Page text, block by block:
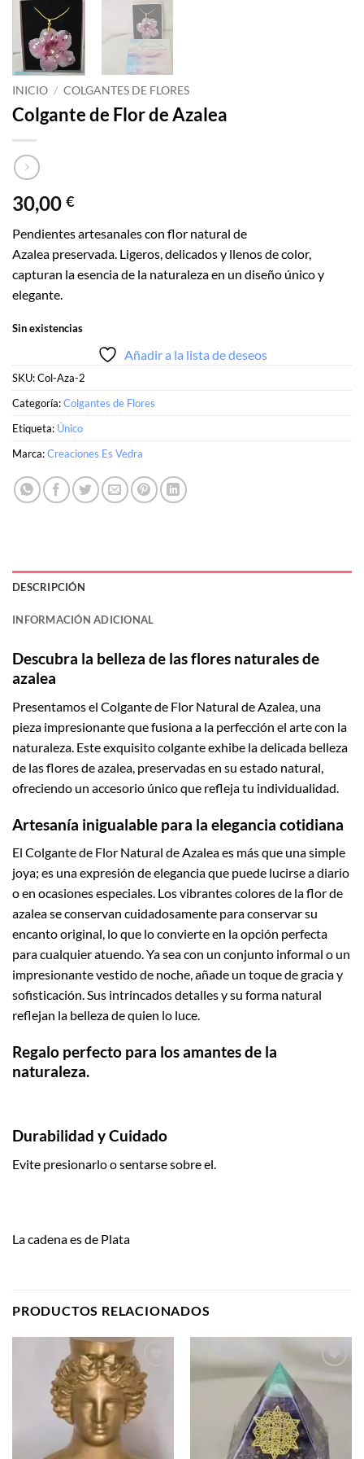
INICIO / COLGANTES DE FLORES
Colgante de Flor de Azalea
30,00 €
Pendientes artesanales con flor natural de
Azalea preservada. Ligeros, delicados y llenos de color,
capturan la esencia de la naturaleza en un diseño único y
elegante.
Sin existencias
Añadir a la lista de deseos
SKU:Col-Aza-2
Categoría:Colgantes de Flores
Etiqueta: Único
Marca:Creaciones Es Vedra
DESCRIPCIÓN
INFORMACIÓN ADICIONAL
Descubra la belleza de las flores naturales de
azalea
Presentamos el Colgante de Flor Natural de Azalea, una
pieza impresionante que fusiona a la perfección el arte con la
naturaleza. Este exquisito colgante exhibe la delicada belleza
de las flores de azalea, preservadas en su estado natural,
ofreciendo un accesorio único que refleja tu individualidad.
Artesanía inigualable para la elegancia cotidiana
El Colgante de Flor Natural de Azalea es más que una simple
joya; es una expresión de elegancia que puede lucirse a diario
o en ocasiones especiales. Los vibrantes colores de la flor de
azalea se conservan cuidadosamente para conservar su
encanto original, lo que lo convierte en la opción perfecta
para cualquier atuendo. Ya sea con un conjunto informal o un
impresionante vestido de noche, añade un toque de gracia y
sofisticación. Sus intrincados detalles y su forma natural
reflejan la belleza de quien lo luce.
Regalo perfecto para los amantes de la
naturaleza.
Durabilidad y Cuidado
Evite presionarlo o sentarse sobre el.
La cadena es de Plata
PRODUCTOS RELACIONADOS
Añadir
a la
lista de
deseos
deseos